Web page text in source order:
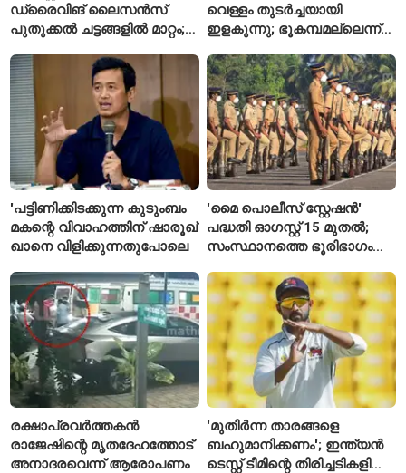
ഡ്രൈവിങ് ലൈസൻസ്
പുതുക്കൽ ചട്ടങ്ങളിൽ മാറ്റം;
അറിയേണ്ട രണ്ട് പ്രധാന
കാര്യങ്ങൾ
വെള്ളം തുടർച്ചയായി
ഇളകുന്നു; ഭൂകമ്പമല്ലെന്ന്
'പട്ടിണിക്കിടക്കുന്ന കുടുംബം
മകന്റെ വിവാഹത്തിന് ഷാരൂഖ്
ഖാനെ വിളിക്കുന്നതുപോലെ
'മൈ പൊലീസ് സ്റ്റേഷൻ'
പദ്ധതി ഓഗസ്റ്റ് 15 മുതൽ;
സംസ്ഥാനത്തെ ഭൂരിഭാഗം
എസ്‌ഐമാർക്ക്
രക്ഷാപ്രവർത്തകൻ
രാജേഷിന്റെ മൃതദേഹത്തോട്
അനാദരവെന്ന് ആരോപണം
'മുതിർന്ന താരങ്ങളെ
ബഹുമാനിക്കണം'; ഇന്ത്യൻ
ടെസ്റ്റ് ടീമിന്റെ തിരിച്ചടികളിൽ